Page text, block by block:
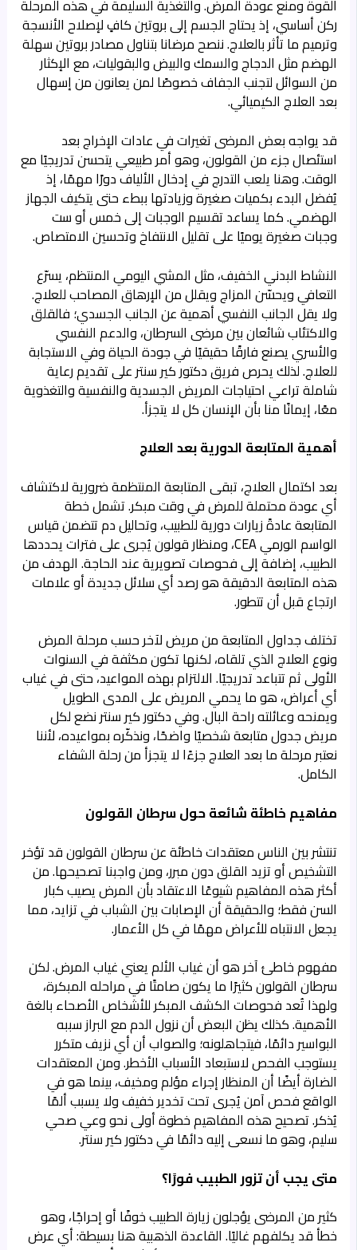
القوة ومنع عودة المرض. والتغذية السليمة في هذه المرحلة
ركن أساسي، إذ يحتاج الجسم إلى بروتين كافٍ لإصلاح الأنسجة
وترميم ما تأثر بالعلاج. ننصح مرضانا بتناول مصادر بروتين سهلة
الهضم مثل الدجاج والسمك والبيض والبقوليات، مع الإكثار
من السوائل لتجنب الجفاف خصوصًا لمن يعانون من إسهال
بعد العلاج الكيميائي.
قد يواجه بعض المرضى تغيرات في عادات الإخراج بعد
استئصال جزء من القولون، وهو أمر طبيعي يتحسن تدريجيًا مع
الوقت. وهنا يلعب التدرج في إدخال الألياف دورًا مهمًا، إذ
يُفضل البدء بكميات صغيرة وزيادتها ببطء حتى يتكيف الجهاز
الهضمي. كما يساعد تقسيم الوجبات إلى خمس أو ست
وجبات صغيرة يوميًا على تقليل الانتفاخ وتحسين الامتصاص.
النشاط البدني الخفيف، مثل المشي اليومي المنتظم، يسرّع
التعافي ويحسّن المزاج ويقلل من الإرهاق المصاحب للعلاج.
ولا يقل الجانب النفسي أهمية عن الجانب الجسدي؛ فالقلق
والاكتئاب شائعان بين مرضى السرطان، والدعم النفسي
والأسري يصنع فارقًا حقيقيًا في جودة الحياة وفي الاستجابة
للعلاج. لذلك يحرص فريق دكتور كير سنتر على تقديم رعاية
شاملة تراعي احتياجات المريض الجسدية والنفسية والتغذوية
معًا، إيمانًا منا بأن الإنسان كل لا يتجزأ.
أهمية المتابعة الدورية بعد العلاج
بعد اكتمال العلاج، تبقى المتابعة المنتظمة ضرورية لاكتشاف
أي عودة محتملة للمرض في وقت مبكر. تشمل خطة
المتابعة عادةً زيارات دورية للطبيب، وتحاليل دم تتضمن قياس
الواسم الورمي CEA، ومنظار قولون يُجرى على فترات يحددها
الطبيب، إضافة إلى فحوصات تصويرية عند الحاجة. الهدف من
هذه المتابعة الدقيقة هو رصد أي سلائل جديدة أو علامات
ارتجاع قبل أن تتطور.
تختلف جداول المتابعة من مريض لآخر حسب مرحلة المرض
ونوع العلاج الذي تلقاه، لكنها تكون مكثفة في السنوات
الأولى ثم تتباعد تدريجيًا. الالتزام بهذه المواعيد، حتى في غياب
أي أعراض، هو ما يحمي المريض على المدى الطويل
ويمنحه وعائلته راحة البال. وفي دكتور كير سنتر نضع لكل
مريض جدول متابعة شخصيًا واضحًا، ونذكّره بمواعيده، لأننا
نعتبر مرحلة ما بعد العلاج جزءًا لا يتجزأ من رحلة الشفاء
الكامل.
مفاهيم خاطئة شائعة حول سرطان القولون
تنتشر بين الناس معتقدات خاطئة عن سرطان القولون قد تؤخر
التشخيص أو تزيد القلق دون مبرر، ومن واجبنا تصحيحها. من
أكثر هذه المفاهيم شيوعًا الاعتقاد بأن المرض يصيب كبار
السن فقط؛ والحقيقة أن الإصابات بين الشباب في تزايد، مما
يجعل الانتباه للأعراض مهمًا في كل الأعمار.
مفهوم خاطئ آخر هو أن غياب الألم يعني غياب المرض. لكن
سرطان القولون كثيرًا ما يكون صامتًا في مراحله المبكرة،
ولهذا تُعد فحوصات الكشف المبكر للأشخاص الأصحاء بالغة
الأهمية. كذلك يظن البعض أن نزول الدم مع البراز سببه
البواسير دائمًا، فيتجاهلونه؛ والصواب أن أي نزيف متكرر
يستوجب الفحص لاستبعاد الأسباب الأخطر. ومن المعتقدات
الضارة أيضًا أن المنظار إجراء مؤلم ومخيف، بينما هو في
الواقع فحص آمن يُجرى تحت تخدير خفيف ولا يسبب ألمًا
يُذكر. تصحيح هذه المفاهيم خطوة أولى نحو وعي صحي
سليم، وهو ما نسعى إليه دائمًا في دكتور كير سنتر.
متى يجب أن تزور الطبيب فورًا؟
كثير من المرضى يؤجلون زيارة الطبيب خوفًا أو إحراجًا، وهو
خطأ قد يكلفهم غاليًا. القاعدة الذهبية هنا بسيطة: أي عرض